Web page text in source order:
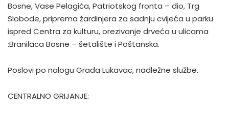
Bosne, Vase Pelagića, Patriotskog fronta – dio, Trg
Slobode, priprema žardinjera za sadnju cvijeća u parku
ispred Centra za kulturu, orezivanje drveća u ulicama
:Branilaca Bosne – šetalište i Poštanska.
Poslovi po nalogu Grada Lukavac, nadležne službe.
CENTRALNO GRIJANJE: